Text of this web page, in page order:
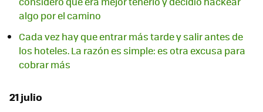
algo por el camino
Cada vez hay que entrar más tarde y salir antes de
los hoteles. La razón es simple: es otra excusa para
cobrar más
21 julio